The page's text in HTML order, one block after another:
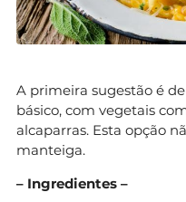
A primeira sugestão é
básico, com vegetais
alcaparras. Esta opção
manteiga.
– Ingredientes –